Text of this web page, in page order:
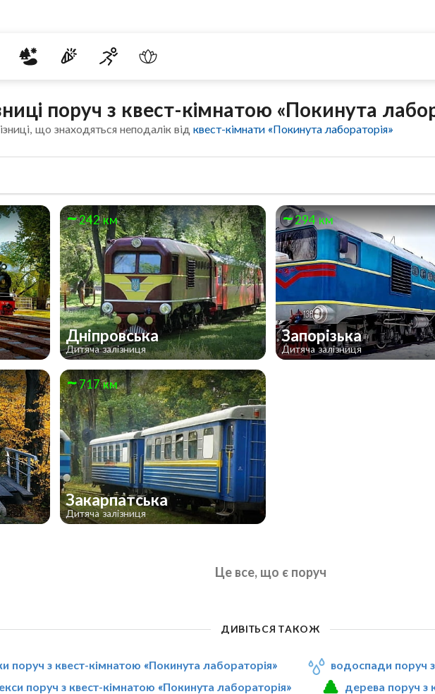
поруч з квест-кімнатою «Покинута
що знаходяться неподалік відквест-кімнати «Покинута лабораторія»
242 км
Дніпровська
Дитяча залізниця
294 км
Запорізька
Дитяча залізниця
717 км
Закарпатська
Дитяча залізниця
Це все, що є поруч
ДИВІТЬСЯ ТАКОЖ
поруч з квест-кімнатою «Покинута лабораторія»
водоспади поруч
поруч з квест-кімнатою «Покинута лабораторія»
дерева поруч з